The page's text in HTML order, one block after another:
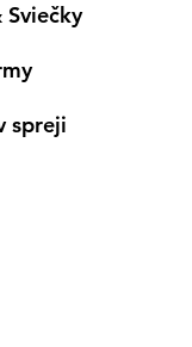
spreji